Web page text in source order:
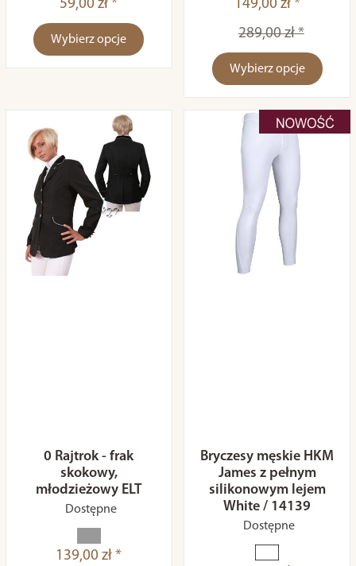
59,00 zł *
Wybierz opcje
149,00 zł *
289,00 zł *
Wybierz opcje
0 Rajtrok - frak
skokowy,
młodzieżowy ELT
Dostępne
139,00 zł *
Bryczesy męskie HKM
James z pełnym
silikonowym lejem
White / 14139
Dostępne